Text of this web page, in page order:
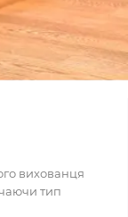
вихованця
тип